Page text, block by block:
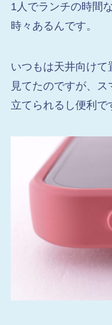
1人でランチの時間
時々あるんです。
いつもは天井向け
見てたのですが、
立てられるし便利で